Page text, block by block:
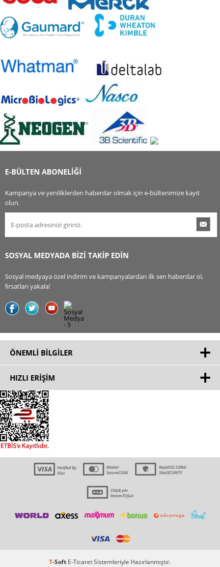
E-BÜLTEN ABONELİĞİ
Kampanya ve yeniliklerden haberdar olmak için e-bültenimize kayıt
olun.
SOSYAL MEDYADA BİZİ TAKİP EDİN
Sosyal medyaya özel indirim ve kampanyalardan ilk sen haberdar ol,
fırsatları yakala!
ÖNEMLI BILGILER
HIZLI ERIŞIM
T-Soft E-TicaretSistemleriyle Hazırlanmıştır.